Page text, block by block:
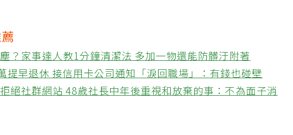
？家事達人教1分鐘清潔法 多加一物還能防髒汙附著
早退休 接信用卡公司通知「淚回職場」：有錢也碰壁
絕社群網站 48歲社長中年後重視和放棄的事：不為面子消